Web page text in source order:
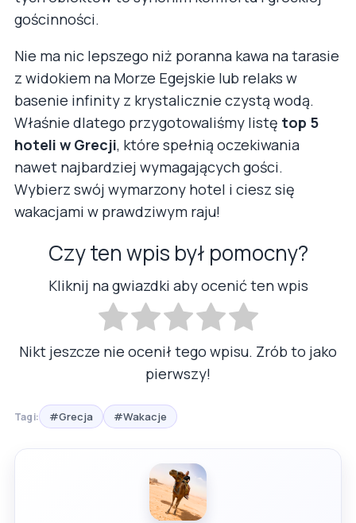
gościnności.
Nie ma nic lepszego niż poranna kawa na tarasie
z widokiem na Morze Egejskie lub relaks w
basenie infinity z krystalicznie czystą wodą.
Właśnie dlatego przygotowaliśmy listę top 5
hoteli w Grecji, które spełnią oczekiwania
nawet najbardziej wymagających gości.
Wybierz swój wymarzony hotel i ciesz się
wakacjami w prawdziwym raju!
Czy ten wpis był pomocny?
Kliknij na gwiazdki aby ocenić ten wpis
Nikt jeszcze nie ocenił tego wpisu. Zrób to jako
pierwszy!
Tagi: #Grecja #Wakacje